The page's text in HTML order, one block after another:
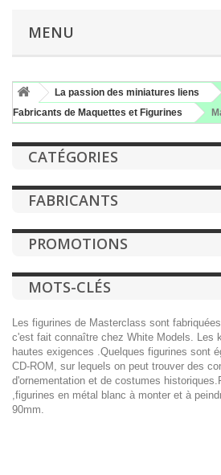
MENU
La passion des miniatures liens
Fabricants de Maquettes et Figurines
CATÉGORIES
FABRICANTS
PROMOTIONS
MOTS-CLÉS
Les figurines de Masterclass sont
c'est fait connaître chez White Models. Les
hautes exigences .Quelques figurines sont
CD-ROM, sur lequels on peut trouver des
d'ornementation et de costumes
,figurines en métal blanc à monter et à
90mm.